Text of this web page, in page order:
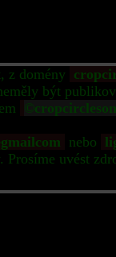
z domény
být
nebo
Prosíme uvést